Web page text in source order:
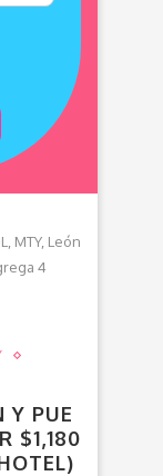
MTY, León
4
Y PUE
$1,180